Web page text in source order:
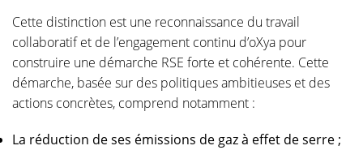
Cette distinction est une reconnaissance du travail
collaboratif et de l’engagement continu d’oXya pour
construire une démarche RSE forte et cohérente. Cette
démarche, basée sur des politiques ambitieuses et des
actions concrètes, comprend notamment :
La réduction de ses émissions de gaz à effet de serre ;